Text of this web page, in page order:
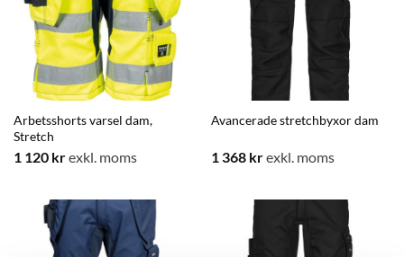
Arbetsshorts varsel dam,
Stretch
1 120 krexkl. moms
Avancerade stretchbyxor dam
1 368 krexkl. moms